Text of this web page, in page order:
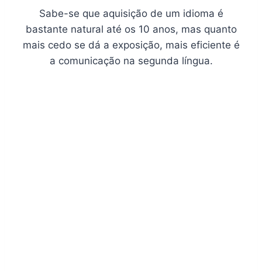
Sabe-se que aquisição de um idioma é
bastante natural até os 10 anos, mas quanto
mais cedo se dá a exposição, mais eficiente é
a comunicação na segunda língua.